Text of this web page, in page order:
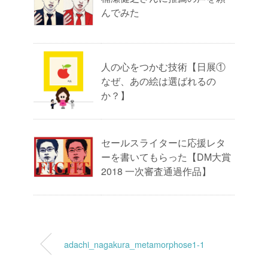
んでみた
人の心をつかむ技術【日展①
なぜ、あの絵は選ばれるの
か？】
セールスライターに応援レタ
ーを書いてもらった【DM大賞
2018 一次審査通過作品】
adachi_nagakura_metamorphose1-1